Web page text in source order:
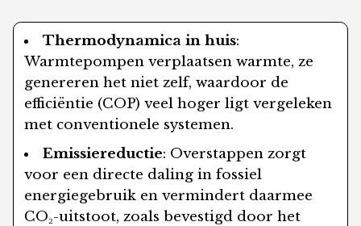
Thermodynamica in huis:
Warmtepompen verplaatsen warmte, ze
genereren het niet zelf, waardoor de
efficiëntie (COP) veel hoger ligt vergeleken
met conventionele systemen.
Emissiereductie: Overstappen zorgt
voor een directe daling in fossiel
energiegebruik en vermindert daarmee
CO₂-uitstoot, zoals bevestigd door het